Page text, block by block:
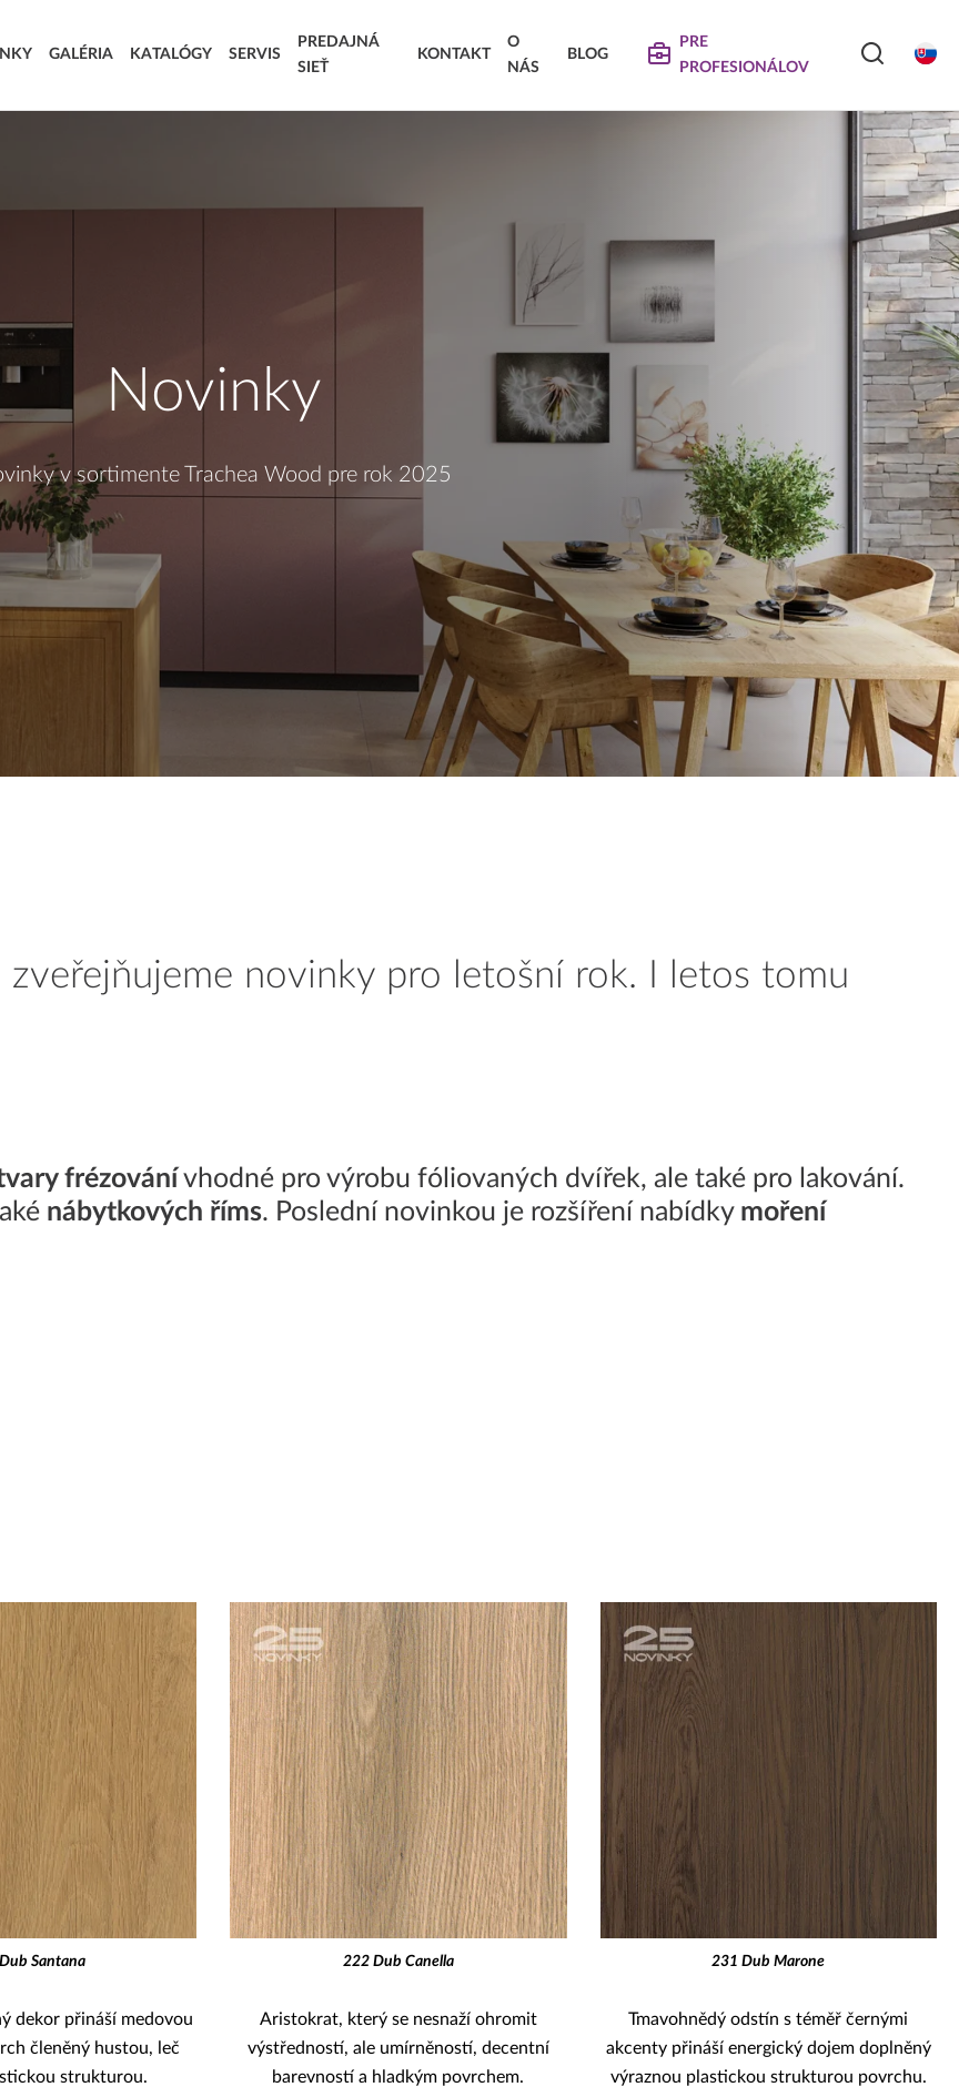
DEKORATÍVNE PANELY &
GALÉRIA KATALÓGY SERVIS
PREDAJNÁ
SIEŤ
KONTAKT
O
NÁS
BLOG
PRE
PROFESIONÁLOV
Najčastejšie otázky
Technické návody a informácie o produktoch
Vyraďovaný sortiment
Reklamácie a všeobecné obchodné podmienky
Výrobné možnosti Trachea
Novinky
v sortimente Trachea Wood pre rok 2025
novinky pro letošní rok. I letos tomu
frézování vhodné pro výrobu fóliovaných dvířek, ale také pro lakování.
nábytkových říms. Poslední novinkou je rozšíření nabídky moření
Santana
dekor přináší medovou
členěný hustou, leč
strukturou.
222 Dub Canella
Aristokrat, který se nesnaží ohromit
výstředností, ale umírněností, decentní
barevností a hladkým povrchem.
231 Dub Marone
Tmavohnědý odstín s téměř černými
akcenty přináší energický dojem doplněný
výraznou plastickou strukturou povrchu.